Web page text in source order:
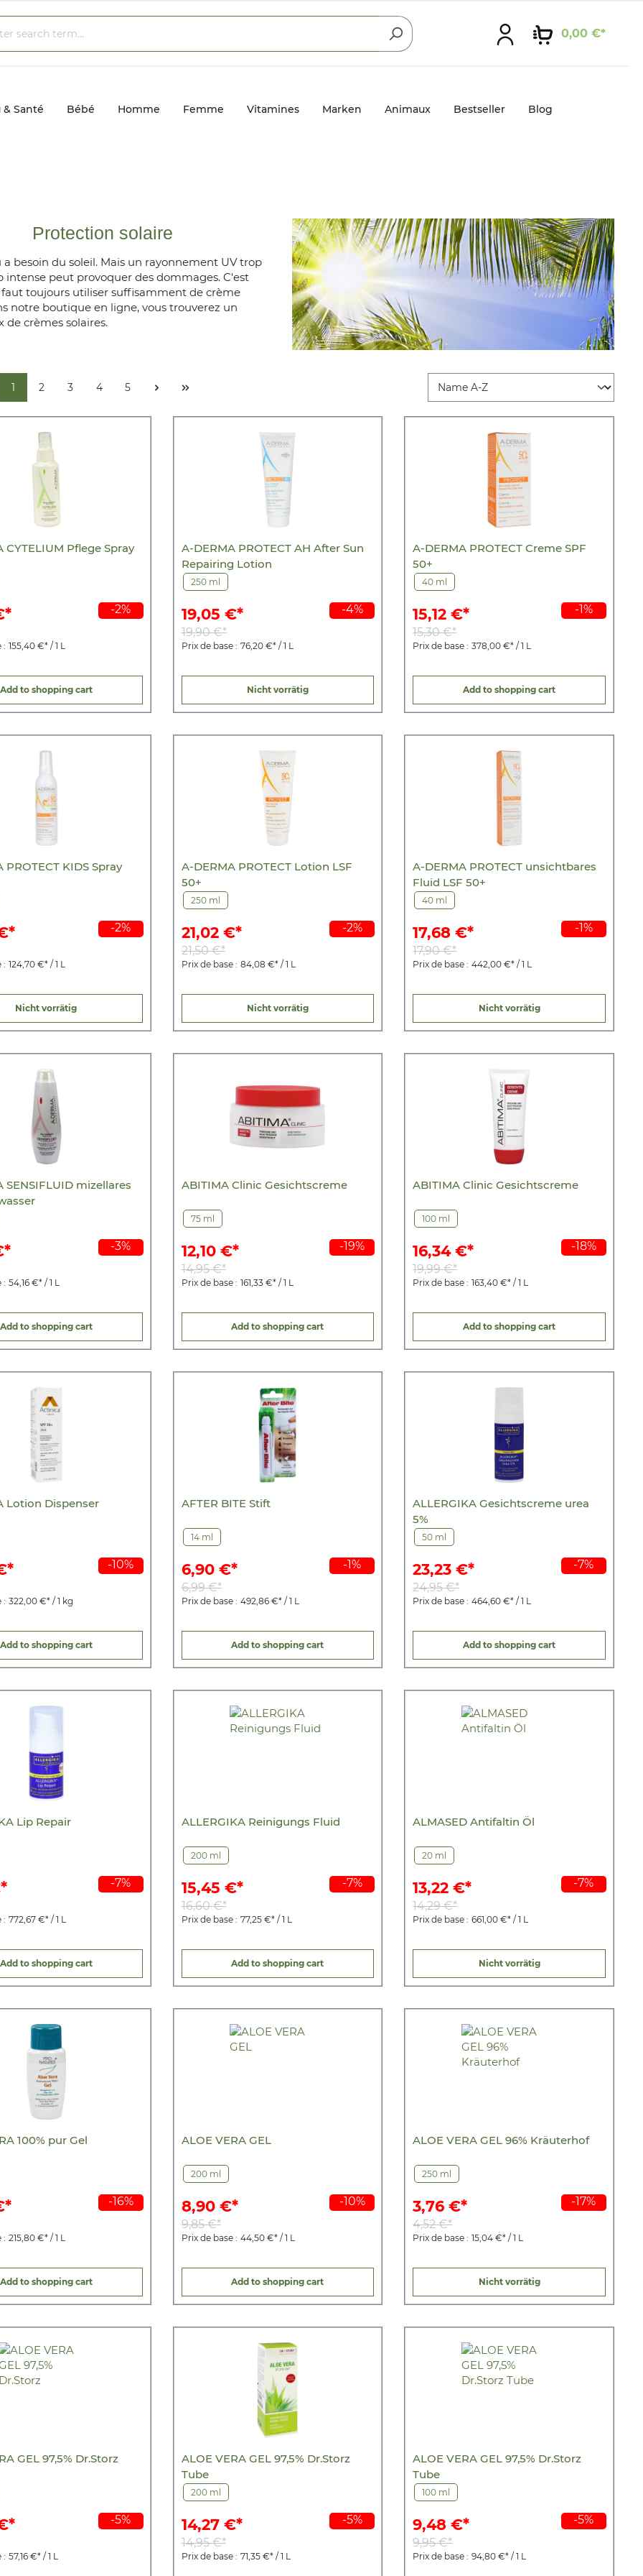
0,00 €*
& Santé Bébé Homme Femme Vitamines Marken Animaux Bestseller Blog
Protection solaire
a besoin du soleil. Mais un rayonnement UV trop
intense peut provoquer des dommages. C'est
toujours utiliser suffisamment de crème
notre boutique en ligne, vous trouverez un
de crèmes solaires.
1 2 3 4 5
-2%
CYTELIUM Pflege Spray
: 155,40 €* / 1 L
Add to shopping cart
-4%
A-DERMA PROTECT AH After Sun
Repairing Lotion
250 ml
19,05 €*
19,90 €*
Prix de base : 76,20 €* / 1 L
Nicht vorrätig
-1%
A-DERMA PROTECT Creme SPF
50+
40 ml
15,12 €*
15,30 €*
Prix de base : 378,00 €* / 1 L
Add to shopping cart
-2%
PROTECT KIDS Spray
: 124,70 €* / 1 L
Nicht vorrätig
-2%
A-DERMA PROTECT Lotion LSF
50+
250 ml
21,02 €*
21,50 €*
Prix de base : 84,08 €* / 1 L
Nicht vorrätig
-1%
A-DERMA PROTECT unsichtbares
Fluid LSF 50+
40 ml
17,68 €*
17,90 €*
Prix de base : 442,00 €* / 1 L
Nicht vorrätig
-3%
SENSIFLUID mizellares
: 54,16 €* / 1 L
Add to shopping cart
-19%
ABITIMA Clinic Gesichtscreme
75 ml
12,10 €*
14,95 €*
Prix de base : 161,33 €* / 1 L
Add to shopping cart
-18%
ABITIMA Clinic Gesichtscreme
100 ml
16,34 €*
19,99 €*
Prix de base : 163,40 €* / 1 L
Add to shopping cart
-10%
Lotion Dispenser
: 322,00 €* / 1 kg
Add to shopping cart
-1%
AFTER BITE Stift
14 ml
6,90 €*
6,99 €*
Prix de base : 492,86 €* / 1 L
Add to shopping cart
-7%
ALLERGIKA Gesichtscreme urea
5%
50 ml
23,23 €*
24,95 €*
Prix de base : 464,60 €* / 1 L
Add to shopping cart
-7%
Lip Repair
: 772,67 €* / 1 L
Add to shopping cart
-7%
ALLERGIKA Reinigungs Fluid
200 ml
15,45 €*
16,60 €*
Prix de base : 77,25 €* / 1 L
Add to shopping cart
-7%
ALMASED Antifaltin Öl
20 ml
13,22 €*
14,29 €*
Prix de base : 661,00 €* / 1 L
Nicht vorrätig
-16%
100% pur Gel
: 215,80 €* / 1 L
Add to shopping cart
-10%
ALOE VERA GEL
200 ml
8,90 €*
9,85 €*
Prix de base : 44,50 €* / 1 L
Add to shopping cart
-17%
ALOE VERA GEL 96% Kräuterhof
250 ml
3,76 €*
4,52 €*
Prix de base : 15,04 €* / 1 L
Nicht vorrätig
-5%
GEL 97,5% Dr.Storz
: 57,16 €* / 1 L
-5%
ALOE VERA GEL 97,5% Dr.Storz
Tube
200 ml
14,27 €*
14,95 €*
Prix de base : 71,35 €* / 1 L
-5%
ALOE VERA GEL 97,5% Dr.Storz
Tube
100 ml
9,48 €*
9,95 €*
Prix de base : 94,80 €* / 1 L